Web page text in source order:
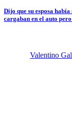
Dijo que su esposa
cargaban en el auto
Valentino